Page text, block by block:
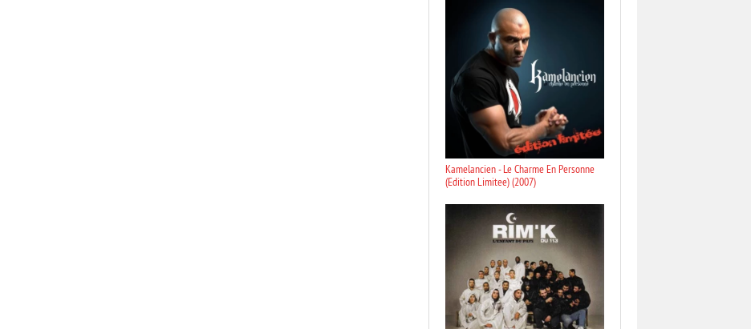
Kamelancien - Le Charme En Personne
(Edition Limitee) (2007)